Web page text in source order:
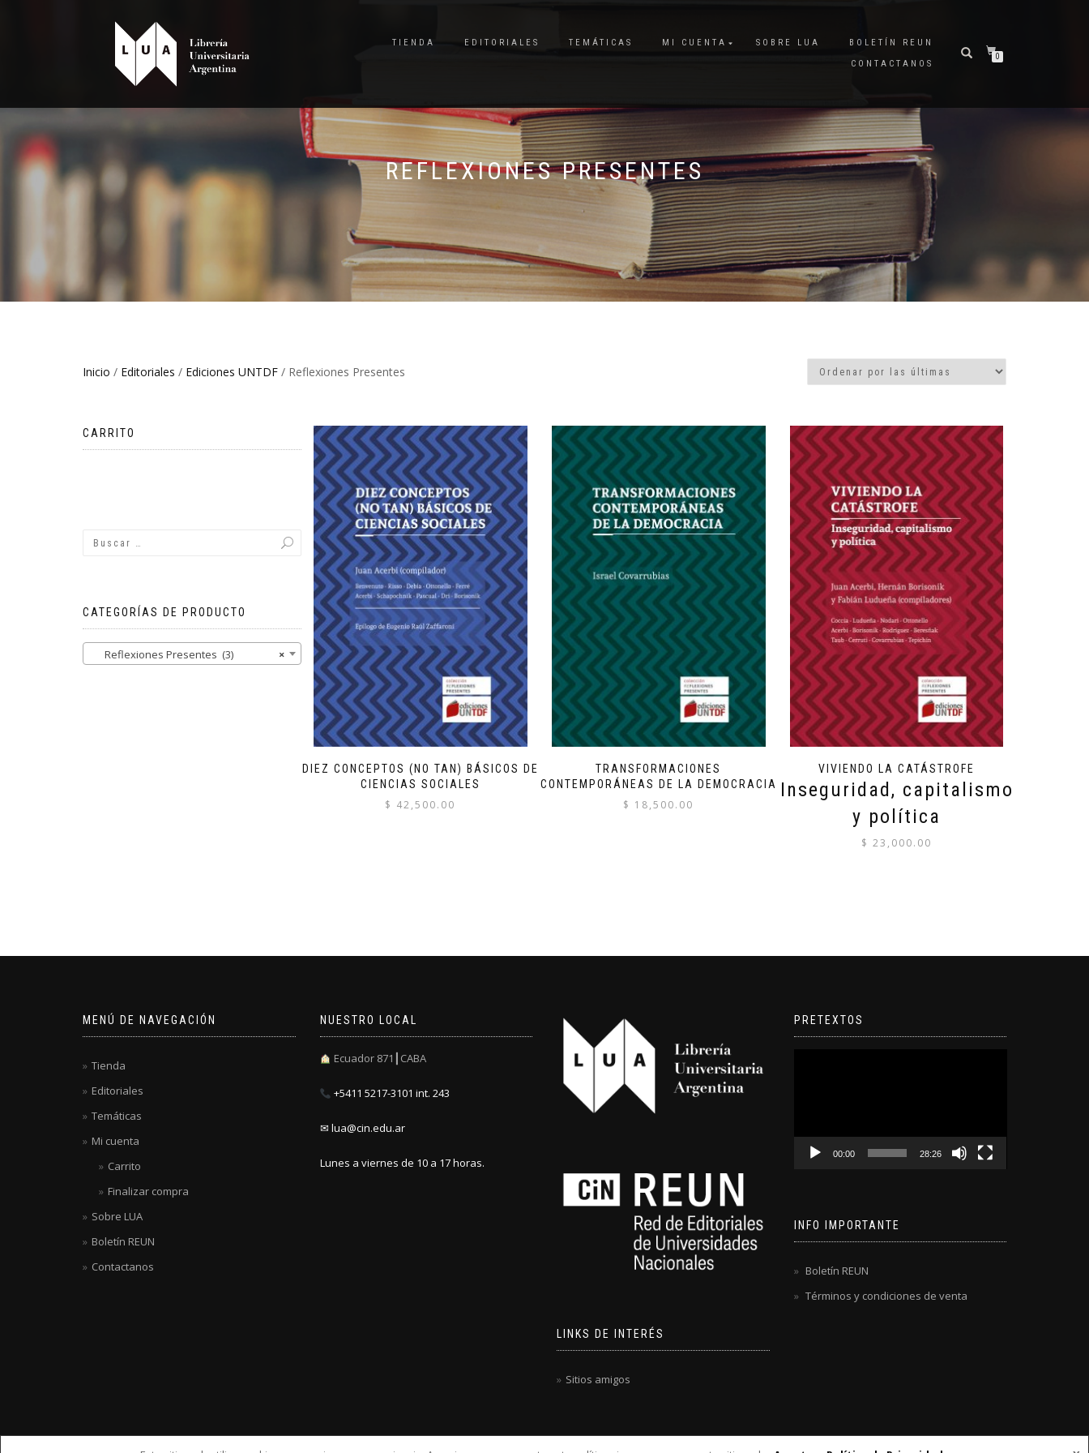
TIENDA EDITORIALES TEMÁTICAS MI CUENTA SOBRE LUA
BOLETÍN REUN
CONTACTANOS
0
REFLEXIONES PRESENTES
Inicio / Editoriales / Ediciones UNTDF / Reflexiones Presentes
DIEZ CONCEPTOS (NO TAN) BÁSICOS DE
CIENCIAS SOCIALES
$ 42,500.00
TRANSFORMACIONES
CONTEMPORÁNEAS DE LA DEMOCRACIA
$ 18,500.00
VIVIENDO LA CATÁSTROFE
Inseguridad, capitalismo
y política
$ 23,000.00
CARRITO
CATEGORÍAS DE PRODUCTO
×
Reflexiones Presentes (3)
MENÚ DE NAVEGACIÓN
Tienda
Editoriales
Temáticas
Mi cuenta
Carrito
Finalizar compra
Sobre LUA
Boletín REUN
Contactanos
NUESTRO LOCAL
Ecuador 871┃CABA
+5411 5217-3101 int. 243
✉ lua@cin.edu.ar
Lunes a viernes de 10 a 17 horas.
LINKS DE INTERÉS
Sitios amigos
PRETEXTOS
00:00 28:26
INFO IMPORTANTE
Boletín REUN
Términos y condiciones de venta